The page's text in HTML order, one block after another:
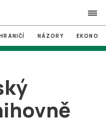
search
NÁZORY